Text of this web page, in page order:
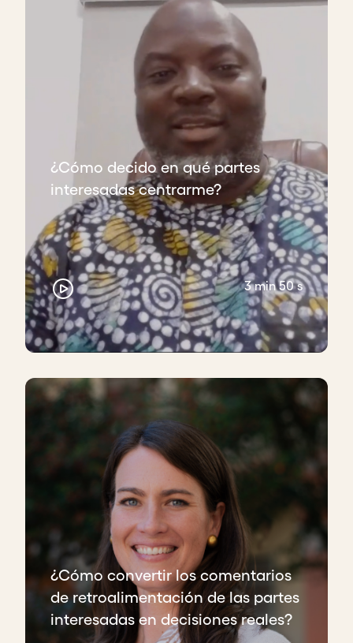
¿Cómo decido en qué partes
interesadas centrarme?
3 min 50 s
¿Cómo convertir los comentarios
de retroalimentación de las partes
interesadas en decisiones reales?